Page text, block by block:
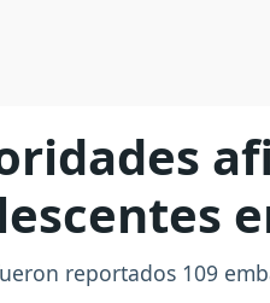
reportados 109